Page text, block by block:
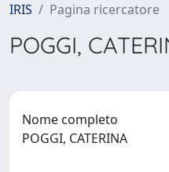
IRIS Pagina ricercatore
POGGI,
Nome completo
POGGI, CATERINA